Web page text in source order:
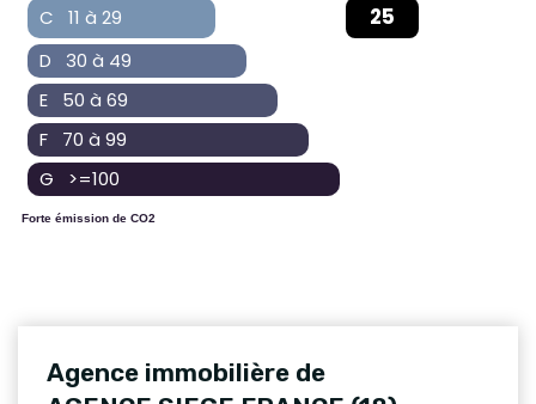
C 11 à 29
25
D 30 à 49
E 50 à 69
F 70 à 99
G >=100
Forte émission de CO2
Agence immobilière de